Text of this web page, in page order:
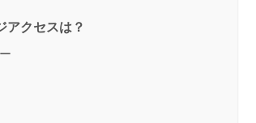
アクセスは？